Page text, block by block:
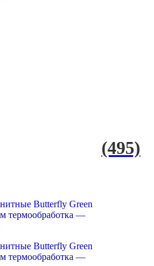
(495)